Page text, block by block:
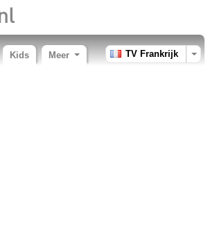
Kids Meer TV Frankrijk